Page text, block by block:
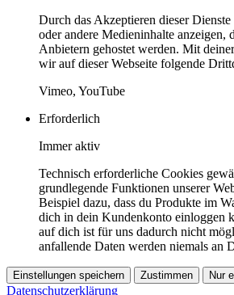
Durch das Akzeptieren dieser
oder andere Medieninhalte anzeigen,
Anbietern gehostet werden. Mit
wir auf dieser Webseite folgende
Vimeo, YouTube
Erforderlich
Immer aktiv
Technisch erforderliche Cookies
grundlegende Funktionen unserer
Beispiel dazu, dass du Produkte im
dich in dein Kundenkonto einloggen
auf dich ist für uns dadurch nicht
anfallende Daten werden niemals an
Einstellungen speichern Zustimmen Nur
Datenschutzerklärung